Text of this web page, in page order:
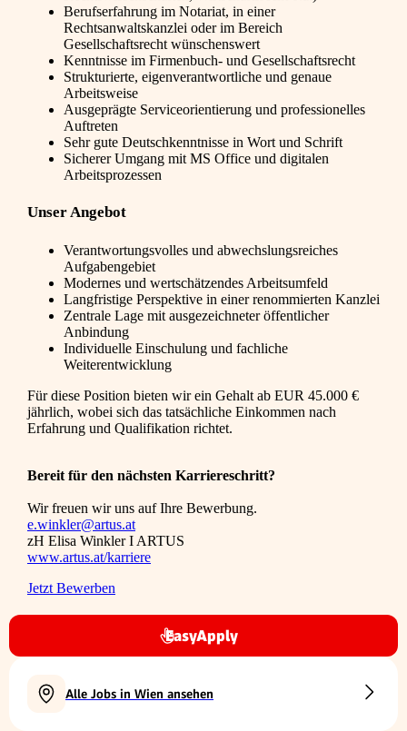
Berufserfahrung im Notariat, in einer
Rechtsanwaltskanzlei oder im Bereich
Gesellschaftsrecht wünschenswert
Kenntnisse im Firmenbuch- und Gesellschaftsrecht
Strukturierte, eigenverantwortliche und genaue
Arbeitsweise
Ausgeprägte Serviceorientierung und professionelles
Auftreten
Sehr gute Deutschkenntnisse in Wort und Schrift
Sicherer Umgang mit MS Office und digitalen
Arbeitsprozessen
Unser Angebot
Verantwortungsvolles und abwechslungsreiches
Aufgabengebiet
Modernes und wertschätzendes Arbeitsumfeld
Langfristige Perspektive in einer renommierten Kanzlei
Zentrale Lage mit ausgezeichneter öffentlicher
Anbindung
Individuelle Einschulung und fachliche
Weiterentwicklung
Für diese Position bieten wir ein Gehalt ab EUR 45.000 €
jährlich, wobei sich das tatsächliche Einkommen nach
Erfahrung und Qualifikation richtet.
Bereit für den nächsten Karriereschritt?
Wir freuen wir uns auf Ihre Bewerbung.
e.winkler@artus.at
zH Elisa Winkler I ARTUS
www.artus.at/karriere
Jetzt Bewerben
EasyApply
Alle Jobs in Wien ansehen